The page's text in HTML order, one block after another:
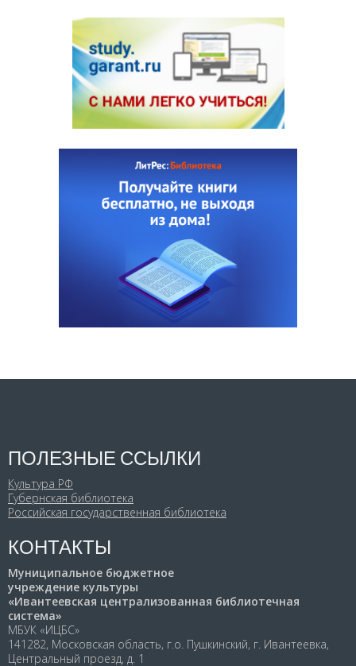
ПОЛЕЗНЫЕ ССЫЛКИ
Культура РФ
Губернская библиотека
Российская государственная библиотека
КОНТАКТЫ
Муниципальное бюджетное
учреждение культуры
«Ивантеевская централизованная библиотечная
система»
МБУК «ИЦБС»
141282, Московская область, г.о. Пушкинский, г. Ивантеевка,
Центральный проезд, д. 1